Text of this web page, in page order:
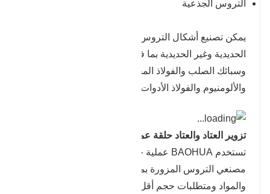
التروس الجذعية
يمكن تصنيع أشكال التروس المزورة هذه من المعادن
الحديدية وغير الحديدية بما في ذلك الفولاذ الكربوني
وسبائك الصلب والفولاذ المقاوم للصدأ والتيتانيوم والنيكل
والألومنيوم والفولاذ الأدوات.
تزوير العتاد والعتاد حلقة عملية فارغة
تستخدم BAOHUA عملية حلقة ملفوفة سلسة لتزويد
مصنعي التروس المزورة بمرونة في الشكل والحجم
والمواد ومتطلبات حجم أقل وأشكال شبه مكتملة لتوفير